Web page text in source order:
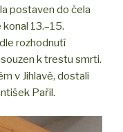
postaven do čela
13.–15.
rozhodnutí
k trestu smrti.
v Jihlavě, dostali
Pařil.